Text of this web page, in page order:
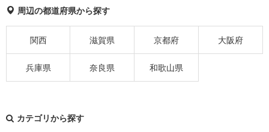
周辺の都道府県から探す
関西 滋賀県 京都府 大阪府
兵庫県 奈良県 和歌山県
カテゴリから探す